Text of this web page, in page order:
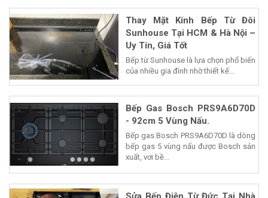
Thay Mặt Kính Bếp Từ Đôi
Sunhouse Tại HCM & Hà Nội –
Uy Tín, Giá Tốt
Bếp từ Sunhouse là lựa chọn phổ biến
của nhiều gia đình nhờ thiết kế...
Bếp Gas Bosch PRS9A6D70D
- 92cm 5 Vùng Nấu.
Bếp gas Bosch PRS9A6D70D là dòng
bếp gas 5 vùng nấu được Bosch sản
xuất, vơi bề...